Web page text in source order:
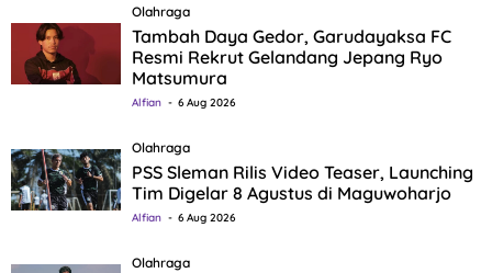
Olahraga
Tambah Daya Gedor, Garudayaksa FC
Resmi Rekrut Gelandang Jepang Ryo
Matsumura
Alfian 6 Aug 2026
Olahraga
PSS Sleman Rilis Video Teaser, Launching
Tim Digelar 8 Agustus di Maguwoharjo
Alfian 6 Aug 2026
Olahraga